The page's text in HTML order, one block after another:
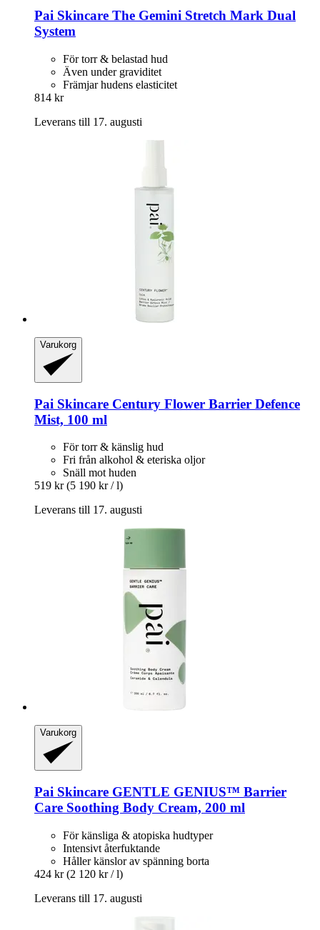
Pai Skincare The Gemini Stretch Mark Dual
System
För torr & belastad hud
Även under graviditet
Främjar hudens elasticitet
814 kr
Leverans till 17. augusti
Varukorg
Pai Skincare Century Flower Barrier Defence
Mist, 100 ml
För torr & känslig hud
Fri från alkohol & eteriska oljor
Snäll mot huden
519 kr (5 190 kr / l)
Leverans till 17. augusti
Varukorg
Pai Skincare GENTLE GENIUS™ Barrier
Care Soothing Body Cream, 200 ml
För känsliga & atopiska hudtyper
Intensivt återfuktande
Håller känslor av spänning borta
424 kr (2 120 kr / l)
Leverans till 17. augusti